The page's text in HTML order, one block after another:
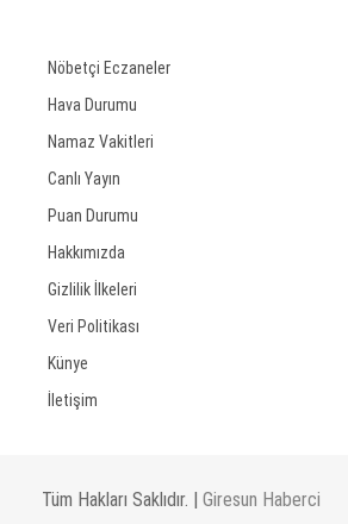
Nöbetçi Eczaneler
Hava Durumu
Namaz Vakitleri
Canlı Yayın
Puan Durumu
Hakkımızda
Gizlilik İlkeleri
Veri Politikası
Künye
İletişim
Tüm Hakları Saklıdır. | Giresun Haberci